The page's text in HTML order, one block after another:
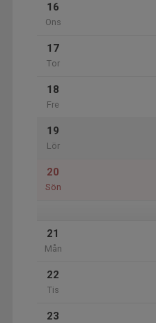
16
Ons
17
Tor
18
Fre
19
Lör
20
Sön
21
Mån
22
Tis
23